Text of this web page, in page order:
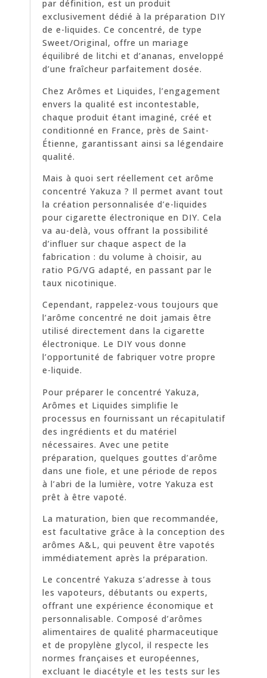
par définition, est un produit
exclusivement dédié à la préparation DIY
de e-liquides. Ce concentré, de type
Sweet/Original, offre un mariage
équilibré de litchi et d’ananas, enveloppé
d’une fraîcheur parfaitement dosée.
Chez Arômes et Liquides, l’engagement
envers la qualité est incontestable,
chaque produit étant imaginé, créé et
conditionné en France, près de Saint-
Étienne, garantissant ainsi sa légendaire
qualité.
Mais à quoi sert réellement cet arôme
concentré Yakuza ? Il permet avant tout
la création personnalisée d’e-liquides
pour cigarette électronique en DIY. Cela
va au-delà, vous offrant la possibilité
d’influer sur chaque aspect de la
fabrication : du volume à choisir, au
ratio PG/VG adapté, en passant par le
taux nicotinique.
Cependant, rappelez-vous toujours que
l’arôme concentré ne doit jamais être
utilisé directement dans la cigarette
électronique. Le DIY vous donne
l’opportunité de fabriquer votre propre
e-liquide.
Pour préparer le concentré Yakuza,
Arômes et Liquides simplifie le
processus en fournissant un récapitulatif
des ingrédients et du matériel
nécessaires. Avec une petite
préparation, quelques gouttes d’arôme
dans une fiole, et une période de repos
à l’abri de la lumière, votre Yakuza est
prêt à être vapoté.
La maturation, bien que recommandée,
est facultative grâce à la conception des
arômes A&L, qui peuvent être vapotés
immédiatement après la préparation.
Le concentré Yakuza s’adresse à tous
les vapoteurs, débutants ou experts,
offrant une expérience économique et
personnalisable. Composé d’arômes
alimentaires de qualité pharmaceutique
et de propylène glycol, il respecte les
normes françaises et européennes,
excluant le diacétyle et les tests sur les